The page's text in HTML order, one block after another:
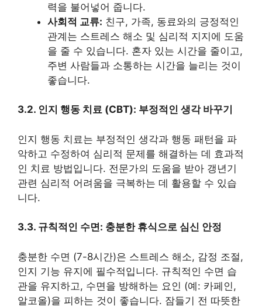
력을 불어넣어 줍니다.
사회적 교류: 친구, 가족, 동료와의 긍정적인
관계는 스트레스 해소 및 심리적 지지에 도움
을 줄 수 있습니다. 혼자 있는 시간을 줄이고,
주변 사람들과 소통하는 시간을 늘리는 것이
좋습니다.
3.2. 인지 행동 치료 (CBT): 부정적인 생각 바꾸기
인지 행동 치료는 부정적인 생각과 행동 패턴을 파
악하고 수정하여 심리적 문제를 해결하는 데 효과적
인 치료 방법입니다. 전문가의 도움을 받아 갱년기
관련 심리적 어려움을 극복하는 데 활용할 수 있습
니다.
3.3. 규칙적인 수면: 충분한 휴식으로 심신 안정
충분한 수면 (7-8시간)은 스트레스 해소, 감정 조절,
인지 기능 유지에 필수적입니다. 규칙적인 수면 습
관을 유지하고, 수면을 방해하는 요인 (예: 카페인,
알코올)을 피하는 것이 좋습니다. 잠들기 전 따뜻한